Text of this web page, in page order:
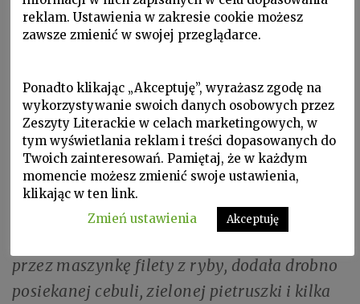
resztę krwi. Odfiletowała drugiego karpia i
pozostałe resztki włożyła do dużego rondla,
i obcięte płetwy. Dodała pietruszkę i
marchew oraz stos pokrojonej w grube
plastry cebuli i zapaliła gaz. Czekałam, aż
pęcherze wypłyną na powierzchnię i zaczną
podskakiwać w gotującej wodzie. Lubiłam
przekłuwać je szpilką i patrzeć, jak powoli
przez maszynkę filety z ryby, dodała drobno
posiekanej cebuli, zielonej pietruszki i kilka
reklam. Ustawienia w zakresie cookie możesz
zawsze zmienić w swojej przeglądarce.
Ponadto klikając „Akceptuję”, wyrażasz zgodę na
wykorzystywanie swoich danych osobowych przez
Zeszyty Literackie w celach marketingowych, w
tym wyświetlania reklam i treści dopasowanych do
Twoich zainteresowań. Pamiętaj, że w każdym
momencie możesz zmienić swoje ustawienia,
klikając w ten link.
Zmień ustawienia
Akceptuję